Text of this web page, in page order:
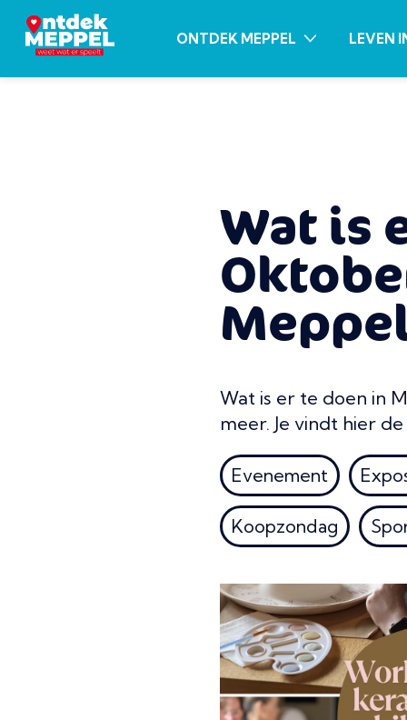
ONTDEK MEPPEL LEVEN
Wat is
Wat is er te doen in
meer. Je vindt hier
Evenement
Koopzondag